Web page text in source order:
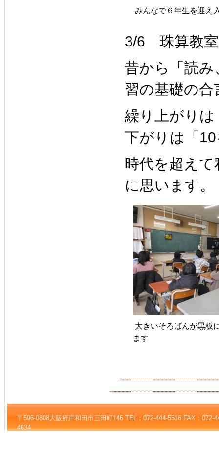
みんなで６年生を迎え
3/6 珠算教室
昔から「読
習の基礎の合
繰り上がり
下がりは「
時代を超え
に思います。
大きいそろばんが黒板
ます
〒596-0808大阪府岸和田市三田町146 TEL：072-444-5516 FAX：072-
4634